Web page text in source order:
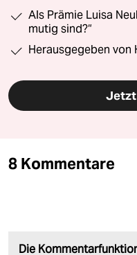
Als Prämie Luisa
mutig sind?“
Herausgegeben von
Jetzt
8 Kommentare
Die